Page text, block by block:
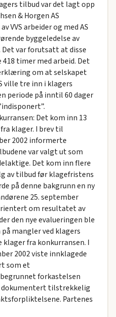
tilbud var det lagt opp
& Horgen AS
VVS arbeider og med AS
byggeledelse av
var forutsatt at disse
timer med arbeid. Det
om at selskapet
ville tre inn i klagers
periode på inntil 60 dager
Det kom inn 13
klager. I brev til
2002 informerte
var valgt ut som
Det kom inn flere
av tilbud før klagefristens
på denne bakgrunn en ny
25. september
om resultatet av
den nye evalueringen ble
mangler ved klagers
fra konkurransen. I
2002 viste innklagede
som et
forkastelsen
dokumentert tilstrekkelig
Partenes